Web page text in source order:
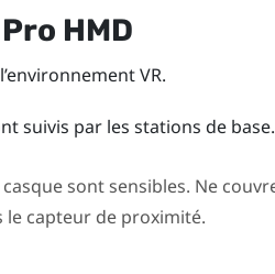
HMD
VR.
suivis par les stations de base.
sont sensibles. Ne
le capteur de proximité.